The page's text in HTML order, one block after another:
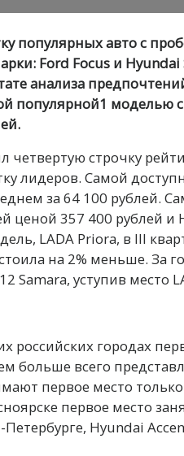
популярных авто с
Ford Focus и
анализа
популярной1 моделью
четвертую строчку
лидеров. Самой
за 64 100 рублей.
ценой 357 400 рублей
LADA Priora, в III
на 2% меньше. За
Samara, уступив место
российских городах
больше всего
первое место
первое место
Hyundai